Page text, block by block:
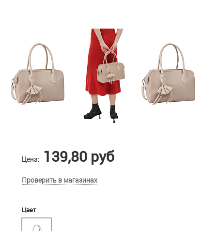
Цена: 139,80 руб
Проверить в магазинах
Цвет